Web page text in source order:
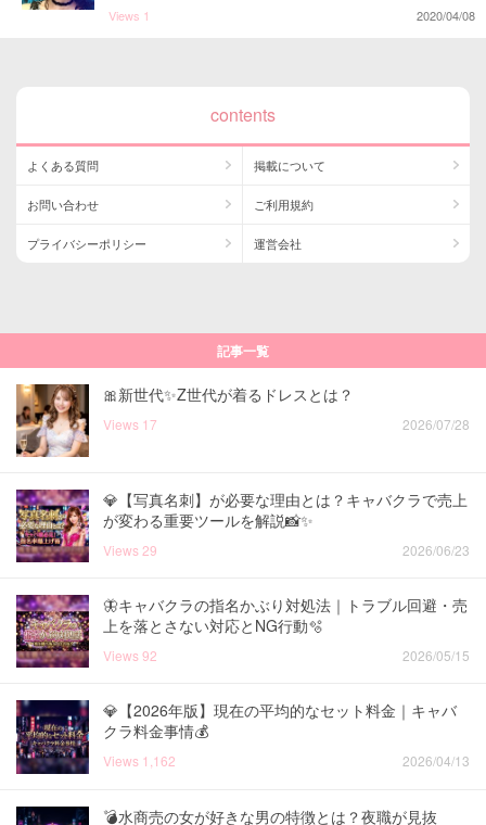
Views 1 2020/04/08
contents
よくある質問 掲載について
お問い合わせ ご利用規約
プライバシーポリシー 運営会社
記事一覧
🎀新世代✨Z世代が着るドレスとは？
Views 17 2026/07/28
💎【写真名刺】が必要な理由とは？キャバクラで売上
が変わる重要ツールを解説📸✨
Views 29 2026/06/23
🦋キャバクラの指名かぶり対処法｜トラブル回避・売
上を落とさない対応とNG行動🫧
Views92 2026/05/15
💎【2026年版】現在の平均的なセット料金｜キャバ
クラ料金事情💰
Views 1,162 2026/04/13
💣️水商売の女が好きな男の特徴とは？夜職が見抜